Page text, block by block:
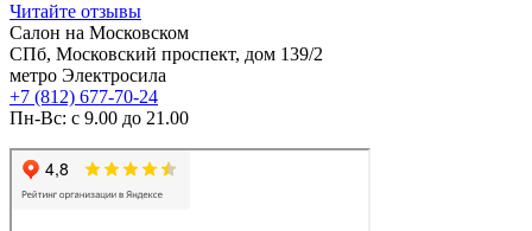
Читайте отзывы
Салон на Московском
СПб, Московский проспект, дом 139/2
метро Электросила
+7 (812) 677-70-24
Пн-Вс: с 9.00 до 21.00